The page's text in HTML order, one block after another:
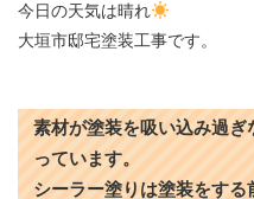
今日の天気は晴れ
大垣市邸宅塗装工事です。
素材が塗装を吸い込み過
っています。
シーラー塗りは塗装をする